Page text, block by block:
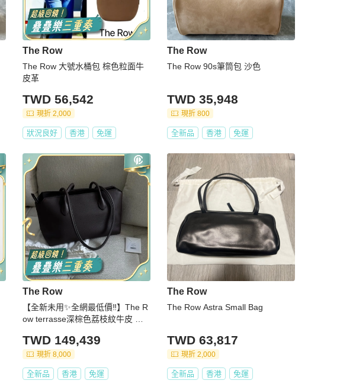
The Row
The Row 大號水桶包 棕色粒面牛
皮革
TWD 56,542
現折 2,000
狀況良好 香港 免運
The Row
The Row 90s筆筒包 沙色
TWD 35,948
現折 800
全新品 香港 免運
The Row
【全新未用✨全網最低價‼️】The R
ow terrasse深棕色荔枝紋牛皮 貨
TWD 149,439
現折 8,000
全新品 香港 免運
The Row
The Row Astra Small Bag
TWD 63,817
現折 2,000
全新品 香港 免運